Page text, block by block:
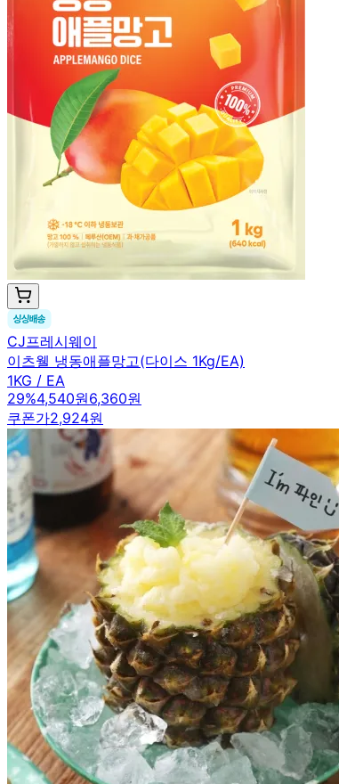
CJ프레시웨이
이츠웰 냉동애플망고(다이스 1Kg/EA)
1KG / EA
29%4,540원6,360원
쿠폰가2,924원